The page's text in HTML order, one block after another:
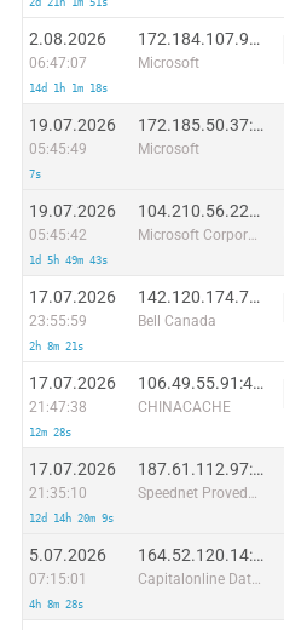
2d 21h 1m 51s
2.08.2026
06:47:07
14d 1h 1m 18s
172.184.107.96:40354
Microsoft
19.07.2026
05:45:49
7s
172.185.50.37:45418
Microsoft
19.07.2026
05:45:42
1d 5h 49m 43s
104.210.56.225:27012
Microsoft Corporation
17.07.2026
23:55:59
2h 8m 21s
142.120.174.78:44562
Bell Canada
17.07.2026
21:47:38
12m 28s
106.49.55.91:45831
CHINACACHE
17.07.2026
21:35:10
12d 14h 20m 9s
187.61.112.97:29567
Speednet Provedor de Acesso a Internet Ltda
5.07.2026
07:15:01
4h 8m 28s
164.52.120.14:2655
Capitalonline Data Service (HK) Co